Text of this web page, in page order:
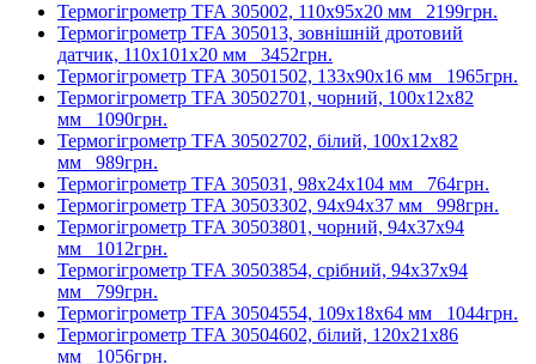
Термогігрометр TFA 305002, 110х95х20 мм 2199грн.
Термогігрометр TFA 305013, зовнішній дротовий
датчик, 110х101х20 мм 3452грн.
Термогігрометр TFA 30501502, 133х90х16 мм 1965грн.
Термогігрометр TFA 30502701, чорний, 100x12x82
мм 1090грн.
Термогігрометр TFA 30502702, білий, 100x12x82
мм 989грн.
Термогігрометр TFA 305031, 98x24x104 мм 764грн.
Термогігрометр TFA 30503302, 94x94x37 мм 998грн.
Термогігрометр TFA 30503801, чорний, 94x37x94
мм 1012грн.
Термогігрометр TFA 30503854, срібний, 94x37x94
мм 799грн.
Термогігрометр TFA 30504554, 109x18x64 мм 1044грн.
Термогігрометр TFA 30504602, білий, 120x21x86
мм 1056грн.